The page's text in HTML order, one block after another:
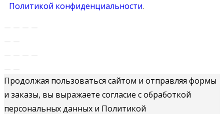
Политикой конфиденциальности.
Продолжая пользоваться сайтом и отправляя формы
и заказы, вы выражаете согласие с обработкой
персональных данных и Политикой